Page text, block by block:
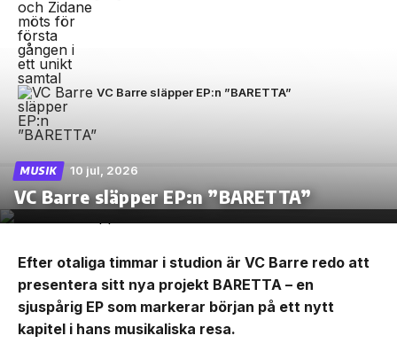
VC Barre släpper EP:n ”BARETTA”
MUSIK 10 jul, 2026
VC Barre släpper EP:n ”BARETTA”
Efter otaliga timmar i studion är VC Barre redo att
presentera sitt nya projekt BARETTA – en
sjuspårig EP som markerar början på ett nytt
kapitel i hans musikaliska resa.